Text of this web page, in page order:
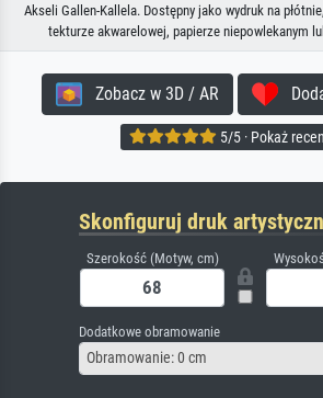
Akseli Gallen-Kallela. Dostępny jako wydruk na
tekturze akwarelowej, papierze niepowlekanym
Zobacz w 3D / AR
5/5 · Pokaż
Skonfiguruj druk
Szerokość (Motyw, cm)
Dodatkowe obramowanie
Obramowanie: 0 cm